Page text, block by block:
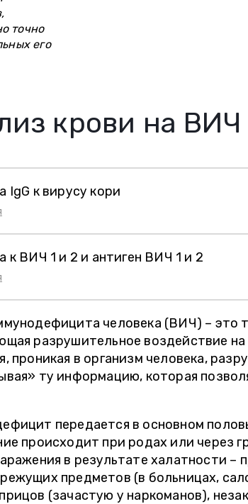
точно
его
крови на
IgG к вирусу кори
к ВИЧ 1 и 2 и антиген ВИЧ 1 и 2
человека (ВИЧ) – это
разрушительное воздействие
проникая в организм человека,
ту информацию, которая
передается в основном
происходит при родах или через
в результате халатности –
предметов (в больницах,
(зачастую у наркоманов),